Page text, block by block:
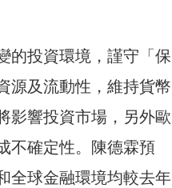
的投資環境，謹守「保
源及流動性，維持貨幣
影響投資市場，另外歐
不確定性。陳德霖預
全球金融環境均較去年